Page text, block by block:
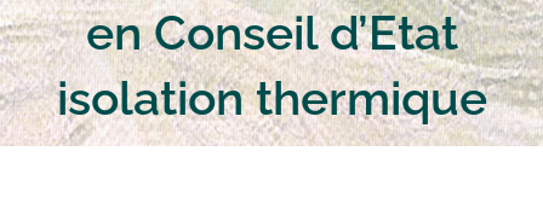
Actualités
Contact
en Conseil d’Etat
isolation thermique